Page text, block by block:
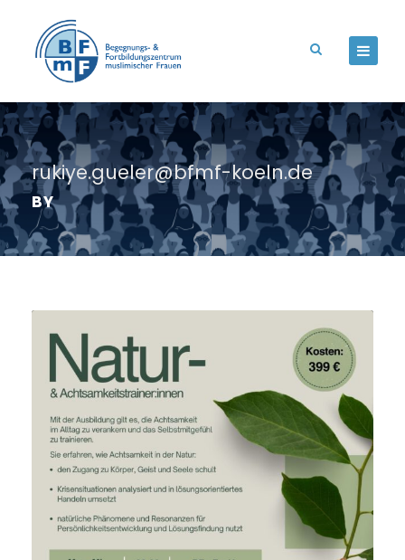
rukiye.gueler@bfmf-koeln.de
BY